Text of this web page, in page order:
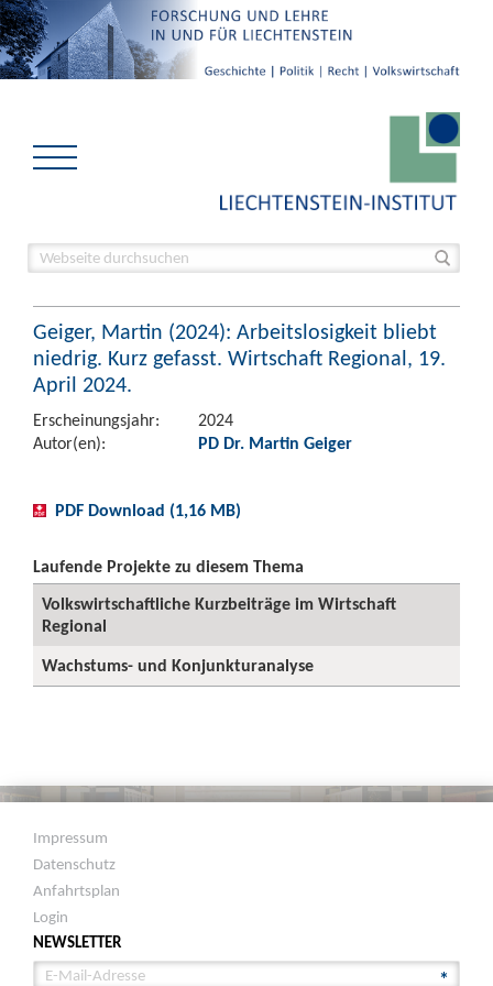
Geiger, Martin (2024): Arbeitslosigkeit bliebt
niedrig. Kurz gefasst. Wirtschaft Regional, 19.
April 2024.
Erscheinungsjahr:
2024
Autor(en):
PD Dr. Martin Geiger
PDF Download (1,16 MB)
Laufende Projekte zu diesem Thema
Volkswirtschaftliche Kurzbeiträge im Wirtschaft
Regional
Wachstums- und Konjunkturanalyse
Impressum
Datenschutz
Anfahrtsplan
Login
NEWSLETTER